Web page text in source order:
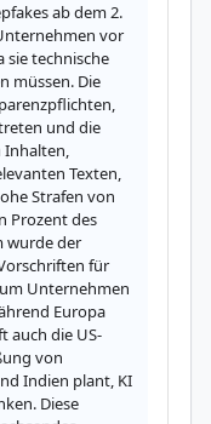
ab dem 2.
vor
technische
müssen. Die
und die
Inhalten,
Texten,
Strafen von
Prozent des
wurde der
für
Unternehmen
Europa
auch die US-
von
Indien plant, KI
Diese